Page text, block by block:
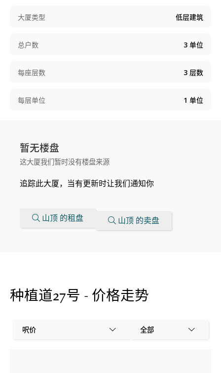
大厦类型 低层建筑
总户数 3 单位
每座层数 3 层数
每层单位 1 单位
暂无楼盘
这大厦我们暂时没有楼盘来源
追踪此大厦，当有更新时让我们通知你
山顶 的租盘 山顶 的卖盘
种植道27号 - 价格走势
呎价 全部